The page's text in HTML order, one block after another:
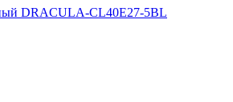
DRACULA-CL40E27-5BL